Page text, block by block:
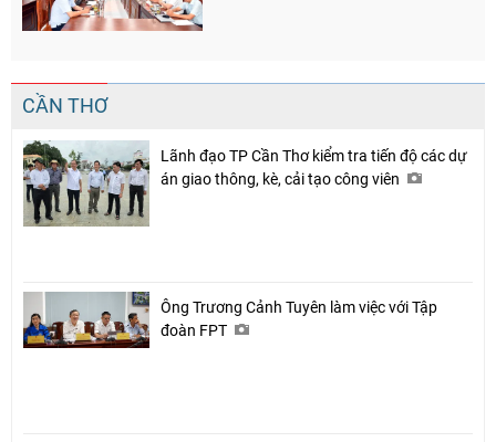
Chia sẻ
CẦN THƠ
Lãnh đạo TP Cần Thơ kiểm tra tiến độ các dự
án giao thông, kè, cải tạo công viên
Ông Trương Cảnh Tuyên làm việc với Tập
đoàn FPT